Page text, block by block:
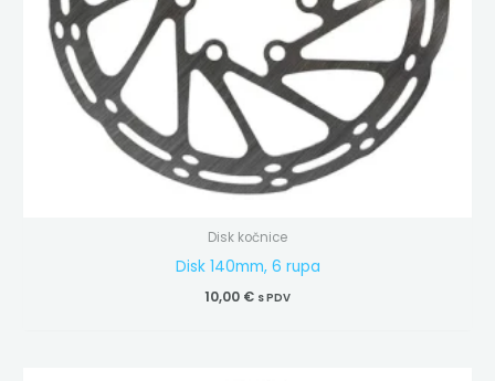
Disk kočnice
Disk 140mm, 6 rupa
10,00 € s PDV